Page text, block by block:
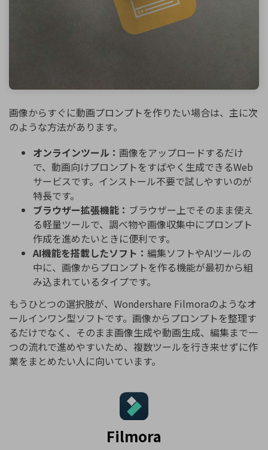
画像からすぐに動画プロンプトを作りたい場合は、主に次
のような方法があります。
オンラインツール： 画像をアップロードするだけ
で、動画向けプロンプトをすばやく生成できるWeb
サービスです。インストール不要で試しやすいのが
特長です。
ブラウザー拡張機能： ブラウザー上でそのまま使え
る軽量ツールで、調べ物や画像収集中にプロンプト
作成を進めたいときに便利です。
AI機能を搭載したソフト： 編集ソフトやAIツールの
中に、画像からプロンプトを作る機能が最初から組
み込まれているタイプです。
もうひとつの選択肢が、Wondershare Filmoraのようなオ
ールインワン型ソフトです。画像からプロンプトを整理す
るだけでなく、そのまま画像生成や動画生成、編集まで一
つの流れで進めやすいため、複数ツールを行き来せずに作
業をまとめたい人に向いています。
Filmora